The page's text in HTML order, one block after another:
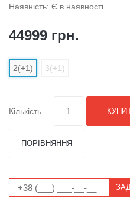
Наявність: Є в наявності
44999 грн.
2(+1) 3(+1)
Кількість
ПОРІВНЯННЯ